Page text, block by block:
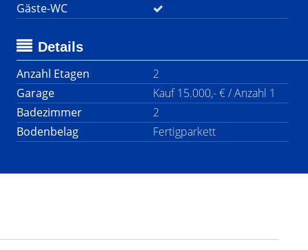
Gäste-WC
Details
Anzahl Etagen
2
Garage
Kauf 15.000,- € / Anzahl 1
Badezimmer
2
Bodenbelag
Fertigparkett